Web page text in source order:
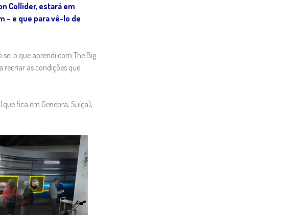
Collider, estará em
– e que para vê-lo de
o que aprendi com The Big
recriar as condições que
fica em Genebra, Suíça),